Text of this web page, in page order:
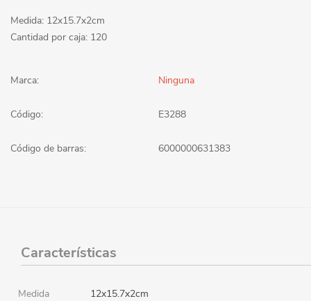
Medida: 12x15.7x2cm
Cantidad por caja: 120
Marca: Ninguna
Código: E3288
Código de barras: 6000000631383
Características
Medida 12x15.7x2cm